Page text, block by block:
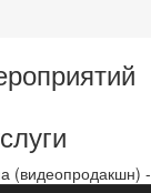
(видеопродакшн) -